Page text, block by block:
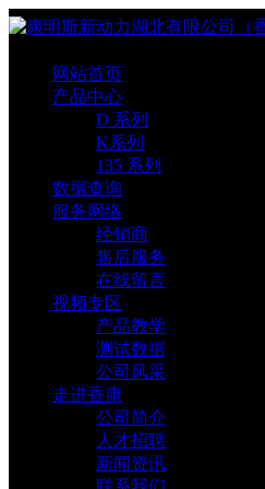
网站首页
产品中心
D 系列
K系列
135 系列
数据查询
服务网络
经销商
售后服务
在线留言
视频专区
产品教学
测试数据
公司风采
走进香康
公司简介
人才招聘
新闻资讯